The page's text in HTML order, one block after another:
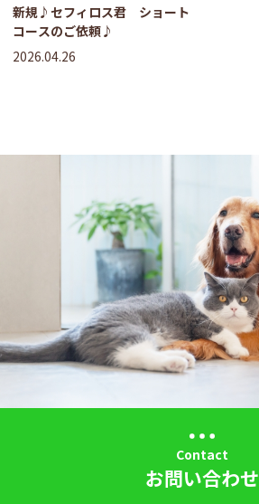
新規♪セフィロス君 ショート
コースのご依頼♪
2026.04.26
Contact
お問い合わせ